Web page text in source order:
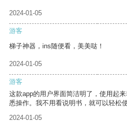
2024-01-05
游客
梯子神器，ins随便看，美美哒！
2024-01-05
游客
这款app的用户界面简洁明了，使用起
悉操作。我不用看说明书，就可以轻松
2024-01-05